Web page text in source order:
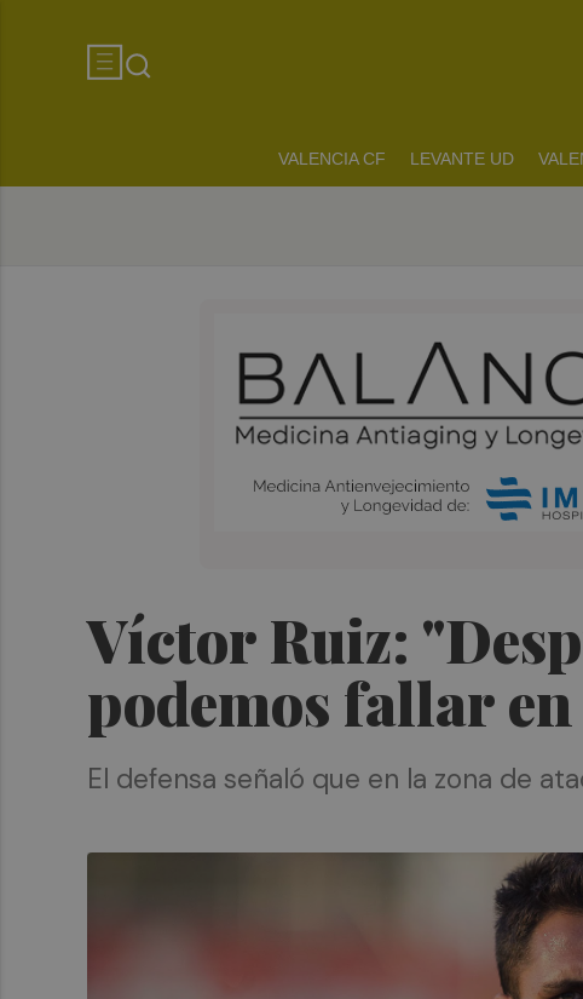
VALENCIA CF LEVANTE UD
Víctor Ruiz:
podemos fallar en
El defensa señaló que en la zona de